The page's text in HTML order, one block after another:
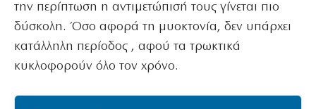
την περίπτωση η αντιμετώπισή τους γίνεται πιο
δύσκολη. Όσο αφορά τη μυοκτονία, δεν υπάρχει
κατάλληλη περίοδος , αφού τα τρωκτικά
κυκλοφορούν όλο τον χρόνο.